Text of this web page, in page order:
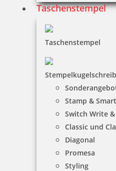
Taschenstempel
Taschenstempel
Stamp &
Switch Write
Classic und
Diagonal
Promesa
Styling
Jetzt gestalten
Colop Printer